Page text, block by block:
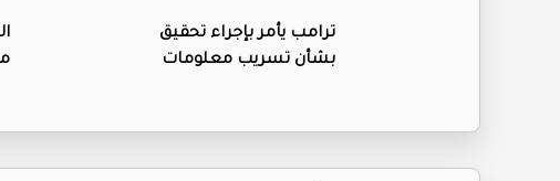
ترامب يأمر بإجراء تحقيق
بشأن تسريب معلومات